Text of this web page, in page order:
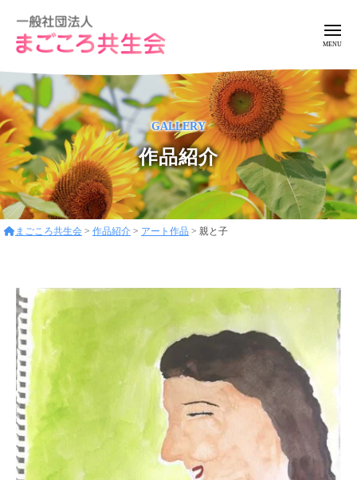
ン
ツ
へ
ス
キ
ッ
プ
般
社
団
法
人
ま
ご
共
生
会
ッ
ト
ホ
ー
ム
な
環
境
レ
ン
ド
リ
ー
で
経
験
豊
富
メ
ニ
ー
GALLERY
作品紹介
まごころ共生会 > 作品紹介 > アート作品 > 親と子
般
社
団
法
人
ま
ご
こ
ろ
共
生
会